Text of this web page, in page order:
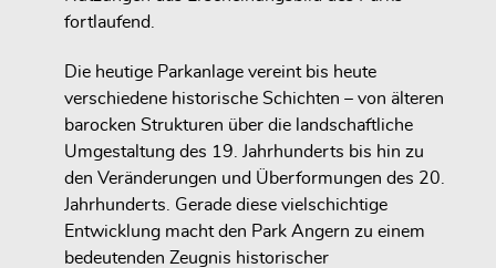
fortlaufend.
Die heutige Parkanlage vereint bis heute
verschiedene historische Schichten – von älteren
barocken Strukturen über die landschaftliche
Umgestaltung des 19. Jahrhunderts bis hin zu
den Veränderungen und Überformungen des 20.
Jahrhunderts. Gerade diese vielschichtige
Entwicklung macht den Park Angern zu einem
bedeutenden Zeugnis historischer